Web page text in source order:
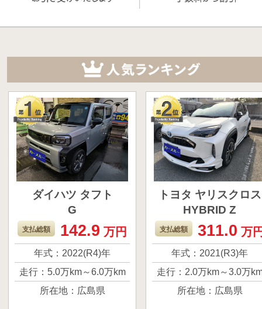
ダイハツ タフト
G
ダイハツのタフトで
す。 天井がガラスル
ーフになってて開放
感抜群です！ ぜひよ
ろしくお願いしま
支払総額 142.9 万円
年式：2022(R4)年
走行：5.0万km～6.0万km
所在地：広島県
トヨタ ヤリスクロス
HYBRID Z
トヨタのヤリスクロ
スです。 とてもか
こよく仕上げてるの
でどうでしょうか？
よろしくお願いしま
支払総額 311.0 万
年式：2021(R3)年
走行：2.0万km～3.0万
所在地：広島県